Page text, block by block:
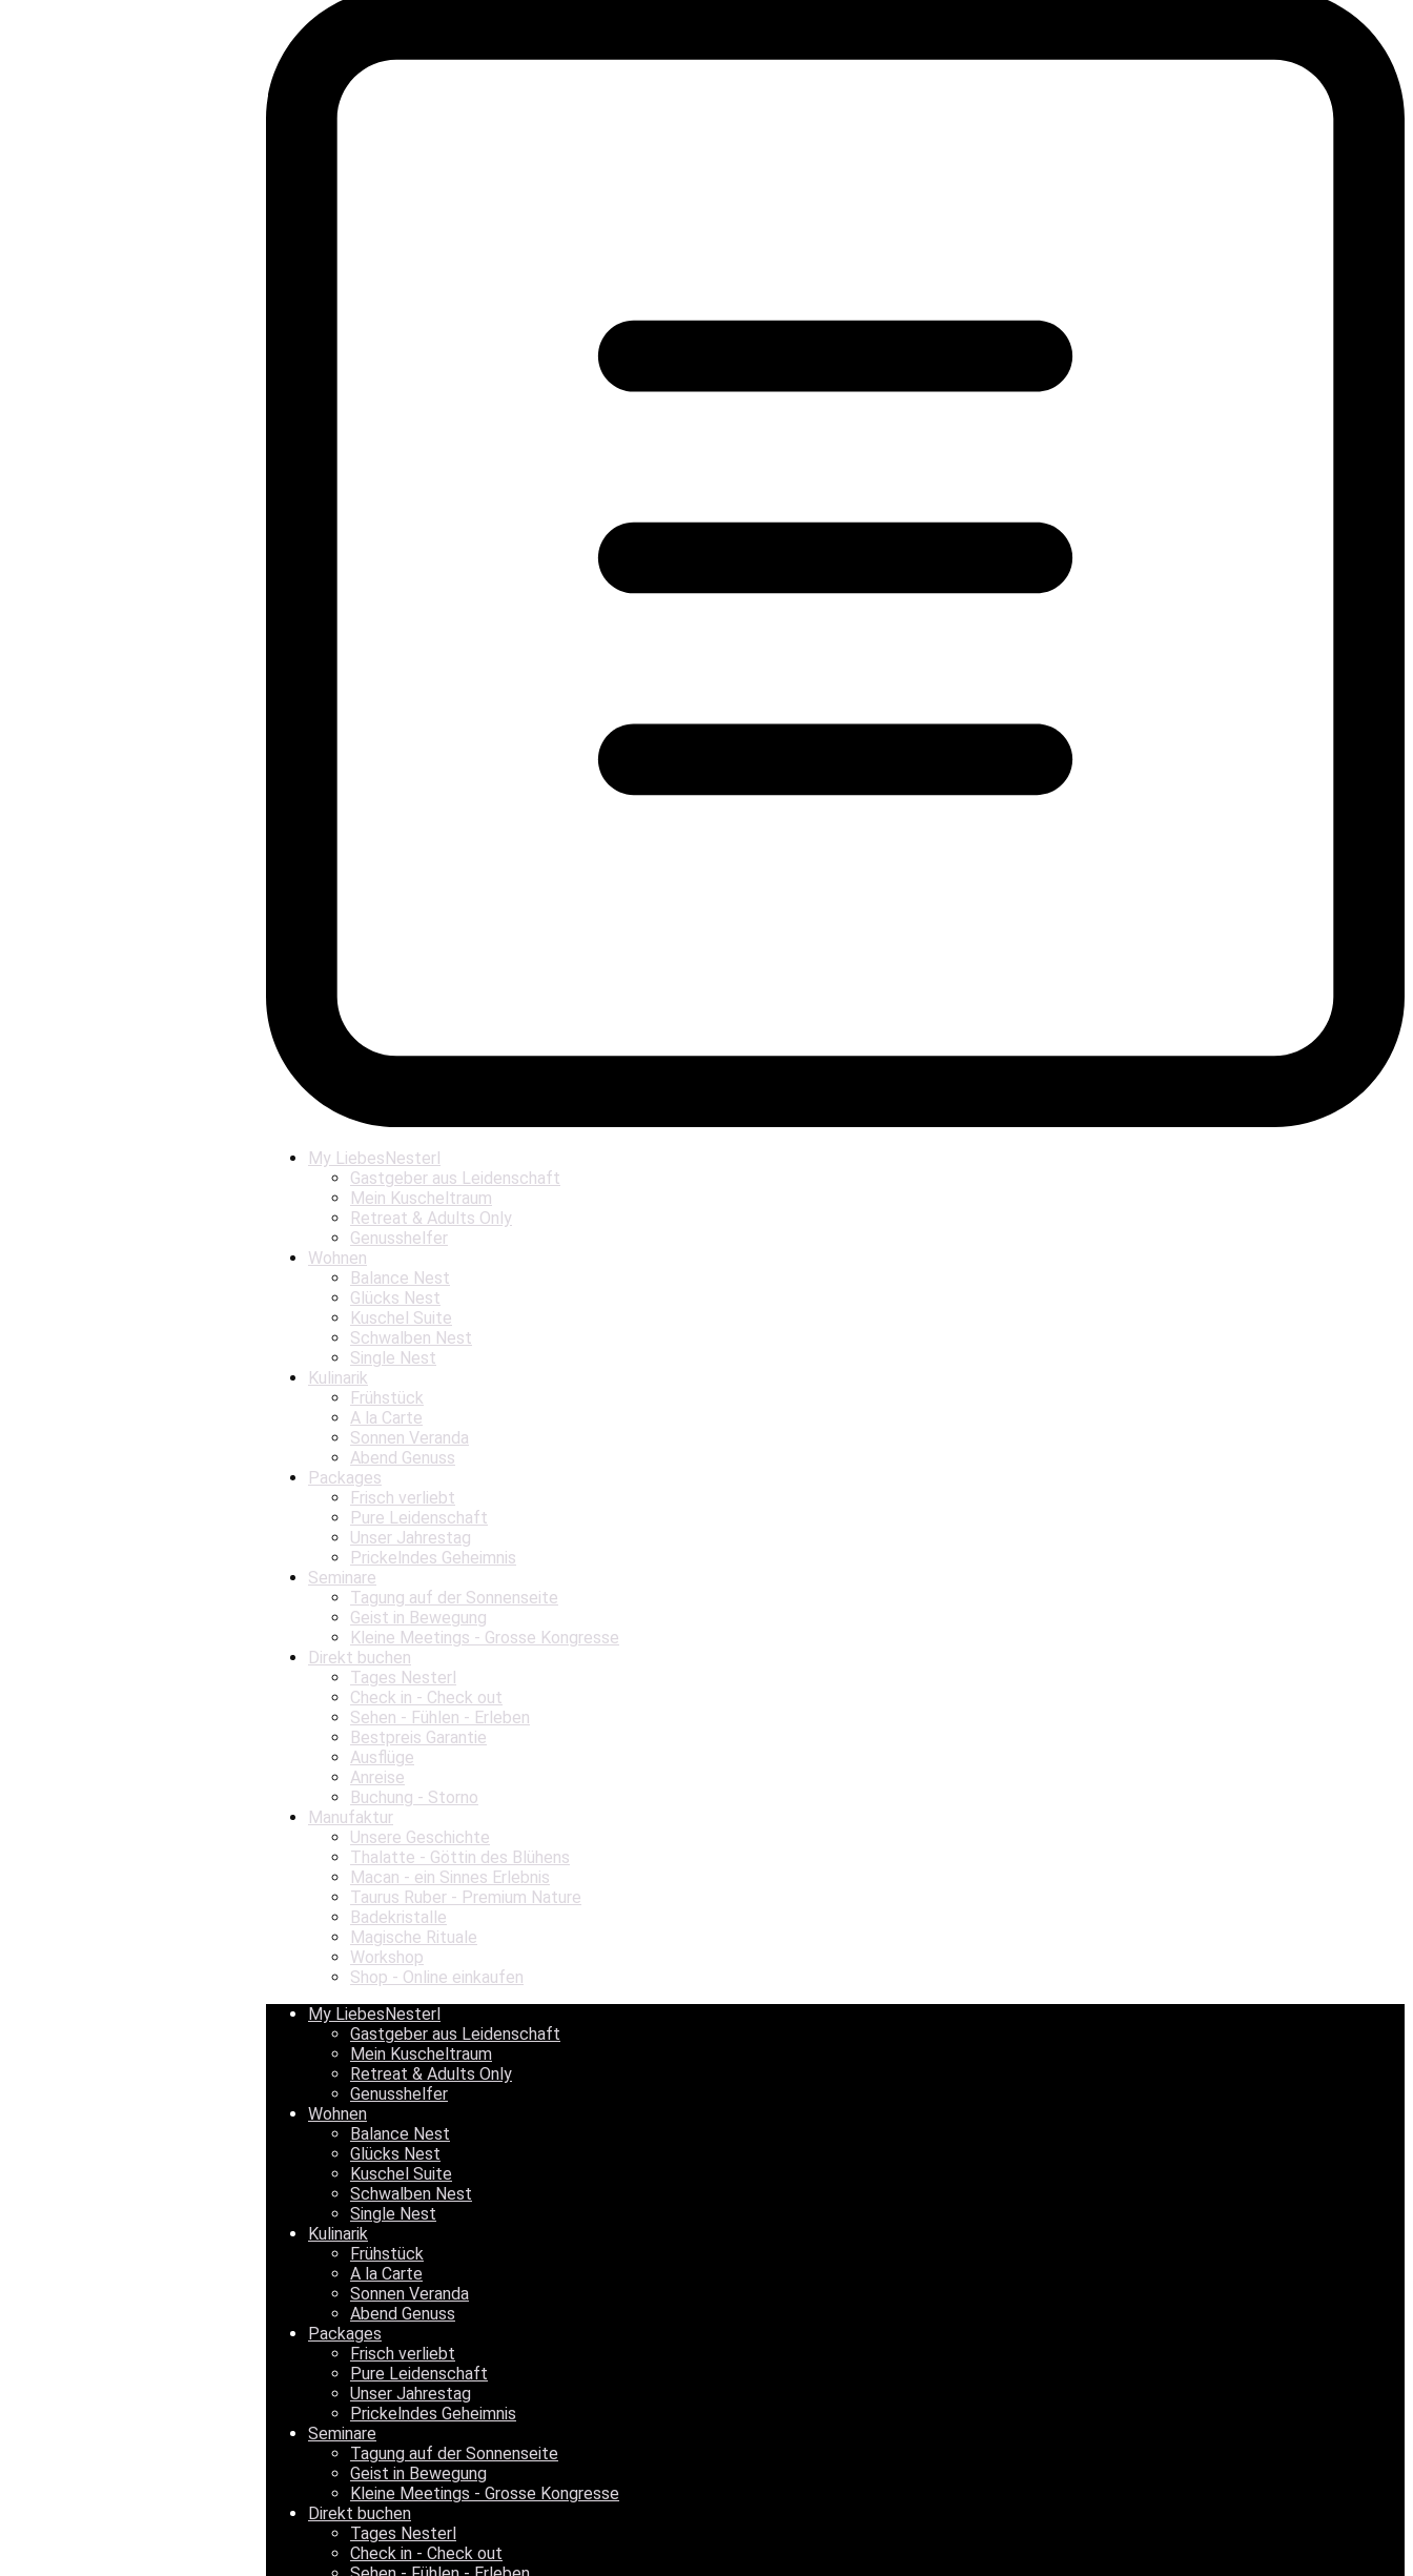
My LiebesNesterl
Gastgeber aus Leidenschaft
Mein Kuscheltraum
Retreat & Adults Only
Genusshelfer
Wohnen
Balance Nest
Glücks Nest
Kuschel Suite
Schwalben Nest
Single Nest
Kulinarik
Frühstück
A la Carte
Sonnen Veranda
Abend Genuss
Packages
Frisch verliebt
Pure Leidenschaft
Unser Jahrestag
Prickelndes Geheimnis
Seminare
Tagung auf der Sonnenseite
Geist in Bewegung
Kleine Meetings - Grosse Kongresse
Direkt buchen
Tages Nesterl
Check in - Check out
Sehen - Fühlen - Erleben
Bestpreis Garantie
Ausflüge
Anreise
Buchung - Storno
Manufaktur
Unsere Geschichte
Thalatte - Göttin des Blühens
Macan - ein Sinnes Erlebnis
Taurus Ruber - Premium Nature
Badekristalle
Magische Rituale
Workshop
Shop - Online einkaufen
My LiebesNesterl
Gastgeber aus Leidenschaft
Mein Kuscheltraum
Retreat & Adults Only
Genusshelfer
Wohnen
Balance Nest
Glücks Nest
Kuschel Suite
Schwalben Nest
Single Nest
Kulinarik
Frühstück
A la Carte
Sonnen Veranda
Abend Genuss
Packages
Frisch verliebt
Pure Leidenschaft
Unser Jahrestag
Prickelndes Geheimnis
Seminare
Tagung auf der Sonnenseite
Geist in Bewegung
Kleine Meetings - Grosse Kongresse
Direkt buchen
Tages Nesterl
Check in - Check out